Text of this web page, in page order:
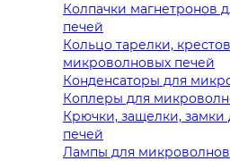
Колпачки магнетронов
печей
Кольцо тарелки,
микроволновых печей
Конденсаторы для
Коплеры для
Крючки, защелки,
печей
Лампы для